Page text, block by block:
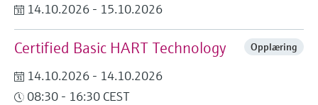
14.10.2026 - 15.10.2026
Certified Basic HART Technology Opplæring
14.10.2026 - 14.10.2026
08:30 - 16:30 CEST